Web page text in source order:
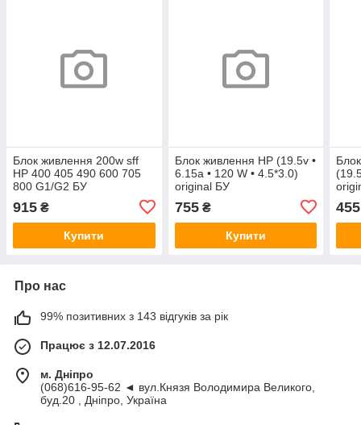
Блок живлення 200w sff
HP 400 405 490 600 705
800 G1/G2 БУ
915 ₴
Купити
Блок живлення HP (19.5v •
6.15a • 120 W • 4.5*3.0)
original БУ
755₴
Купити
455
Про нас
99% позитивних з 143 відгуків за рік
Працює з 12.07.2016
м. Дніпро
(068)616-95-62 ◄ вул.Князя Володимира Великого,
буд.20 , Дніпро, Україна